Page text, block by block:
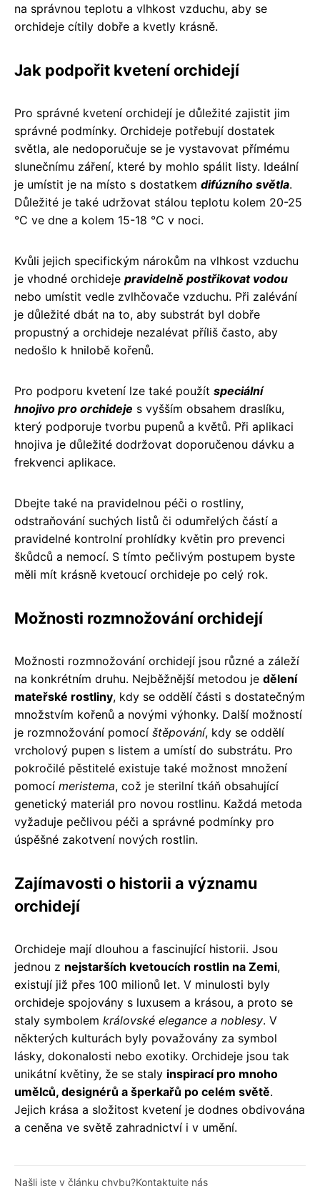
na správnou teplotu a vlhkost vzduchu, aby se
orchideje cítily dobře a kvetly krásně.
Jak podpořit kvetení orchidejí
Pro správné kvetení orchidejí je důležité zajistit jim
správné podmínky. Orchideje potřebují dostatek
světla, ale nedoporučuje se je vystavovat přímému
slunečnímu záření, které by mohlo spálit listy. Ideální
je umístit je na místo s dostatkem difúzního světla.
Důležité je také udržovat stálou teplotu kolem 20-25
°C ve dne a kolem 15-18 °C v noci.
Kvůli jejich specifickým nárokům na vlhkost vzduchu
je vhodné orchideje pravidelně postřikovat vodou
nebo umístit vedle zvlhčovače vzduchu. Při zalévání
je důležité dbát na to, aby substrát byl dobře
propustný a orchideje nezalévat příliš často, aby
nedošlo k hnilobě kořenů.
Pro podporu kvetení lze také použít speciální
hnojivo pro orchideje s vyšším obsahem draslíku,
který podporuje tvorbu pupenů a květů. Při aplikaci
hnojiva je důležité dodržovat doporučenou dávku a
frekvenci aplikace.
Dbejte také na pravidelnou péči o rostliny,
odstraňování suchých listů či odumřelých částí a
pravidelné kontrolní prohlídky květin pro prevenci
škůdců a nemocí. S tímto pečlivým postupem byste
měli mít krásně kvetoucí orchideje po celý rok.
Možnosti rozmnožování orchidejí
Možnosti rozmnožování orchidejí jsou různé a záleží
na konkrétním druhu. Nejběžnější metodou je dělení
mateřské rostliny, kdy se oddělí části s dostatečným
množstvím kořenů a novými výhonky. Další možností
je rozmnožování pomocí štěpování, kdy se oddělí
vrcholový pupen s listem a umístí do substrátu. Pro
pokročilé pěstitelé existuje také možnost množení
pomocí meristema, což je sterilní tkáň obsahující
genetický materiál pro novou rostlinu. Každá metoda
vyžaduje pečlivou péči a správné podmínky pro
úspěšné zakotvení nových rostlin.
Zajímavosti o historii a významu
orchidejí
Orchideje mají dlouhou a fascinující historii. Jsou
jednou z nejstarších kvetoucích rostlin na Zemi,
existují již přes 100 milionů let. V minulosti byly
orchideje spojovány s luxusem a krásou, a proto se
staly symbolem královské elegance a noblesy. V
některých kulturách byly považovány za symbol
lásky, dokonalosti nebo exotiky. Orchideje jsou tak
unikátní květiny, že se staly inspirací pro mnoho
umělců, designérů a šperkařů po celém světě.
Jejich krása a složitost kvetení je dodnes obdivována
a ceněna ve světě zahradnictví i v umění.
Našli jste v článku chybu?Kontaktujte nás